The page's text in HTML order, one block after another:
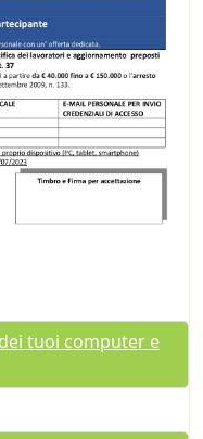
tuoi computer e